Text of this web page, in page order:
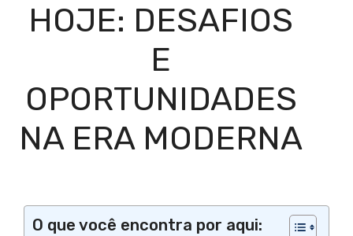
HOJE: DESAFIOS
E
OPORTUNIDADES
NA ERA MODERNA
O que você encontra por aqui: